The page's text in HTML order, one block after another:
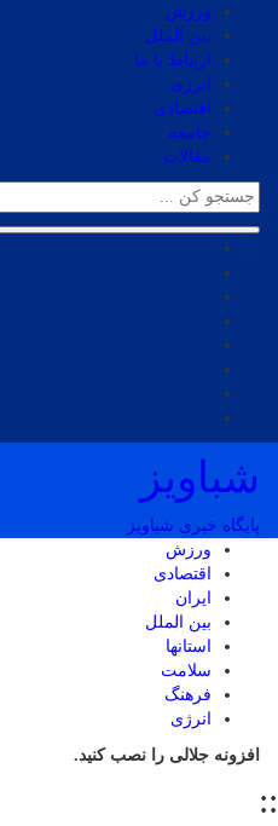
ورزش
بین الملل
ارتباط با ما
انرژی
اقتصادی
جامعه
مقالات
شباویز
پایگاه خبری شباویز
ورزش
اقتصادی
ایران
بین الملل
استانها
سلامت
فرهنگ
انرژی
افزونه جلالی را نصب کنید.
::